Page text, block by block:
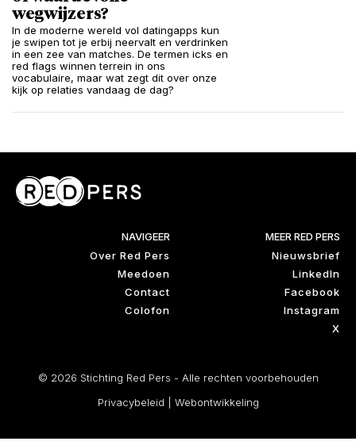
wegwijzers?
In de moderne wereld vol datingapps kun
je swipen tot je erbij neervalt en verdrinken
in een zee van matches. De termen icks en
red flags winnen terrein in ons
vocabulaire, maar wat zegt dit over onze
kijk op relaties vandaag de dag?
NAVIGEER
Over Red Pers
Meedoen
Contact
Colofon
MEER RED PERS
Nieuwsbrief
LinkedIn
Facebook
Instagram
X
© 2026 Stichting Red Pers - Alle rechten voorbehouden
Privacybeleid
Webontwikkeling